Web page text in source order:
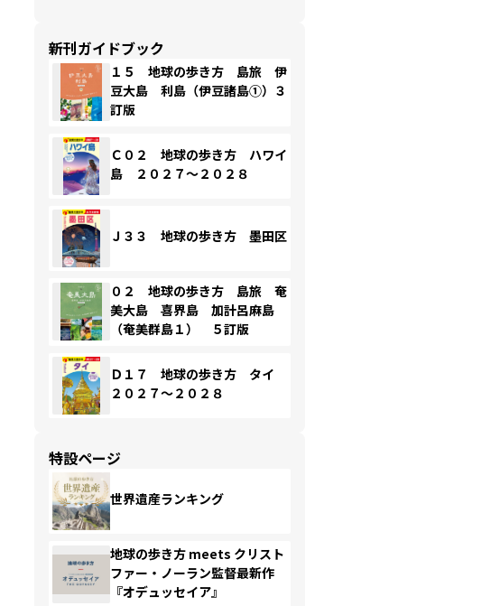
新刊ガイドブック
１５ 地球の歩き方 島旅 伊
豆大島 利島（伊豆諸島①）３
訂版
Ｃ０２ 地球の歩き方 ハワイ
島 ２０２７～２０２８
Ｊ３３ 地球の歩き方 墨田区
０２ 地球の歩き方 島旅 奄
美大島 喜界島 加計呂麻島
（奄美群島１） ５訂版
Ｄ１７ 地球の歩き方 タイ
２０２７～２０２８
特設ページ
世界遺産ランキング
地球の歩き方 meets クリスト
ファー・ノーラン監督最新作
『オデュッセイア』